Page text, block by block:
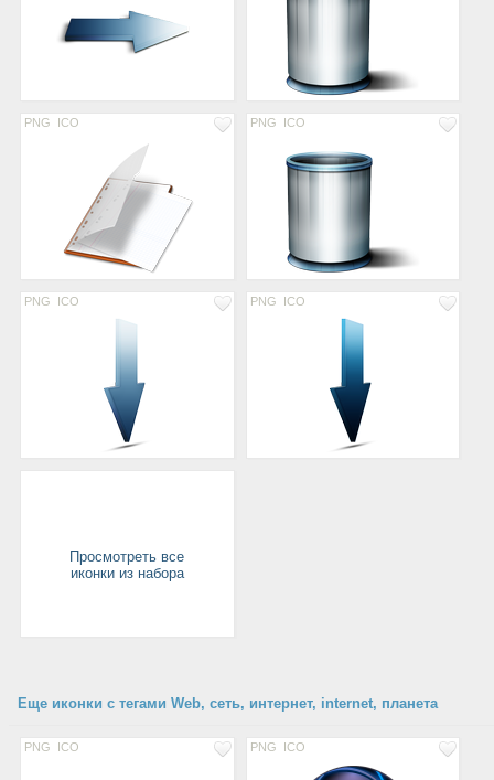
PNG ICO PNG ICO
PNG ICO PNG ICO
Просмотреть все
иконки из набора
Еще иконки с тегами Web, сеть, интернет, internet, планета
PNG ICO PNG ICO